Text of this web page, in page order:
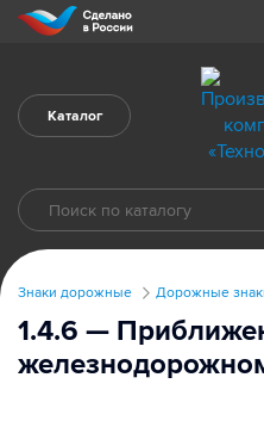
Каталог
Знаки дорожные Дорожные
1.4.6 —